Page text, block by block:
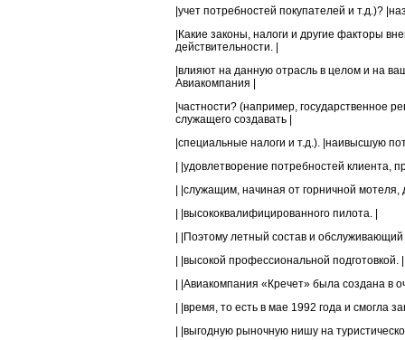
|учет потребностей покупателей и т.д.)?
|Какие законы, налоги и другие факторы
действительности. |
|влияют на данную отрасль в целом и на
Авиакомпания |
|частности? (например, государственное
служащего создавать |
|специальные налоги и т.д.). |наивысшую
| |удовлетворение потребностей клиента,
| |служащим, начиная от горничной мотеля,
| |высококвалифицированного пилота. |
| |Поэтому летный состав и
| |высокой профессиональной подготовкой. |
| |Авиакомпания «Кречет» была создана в
| |время, то есть в мае 1992 года и смогла
| |выгодную рыночную нишу на